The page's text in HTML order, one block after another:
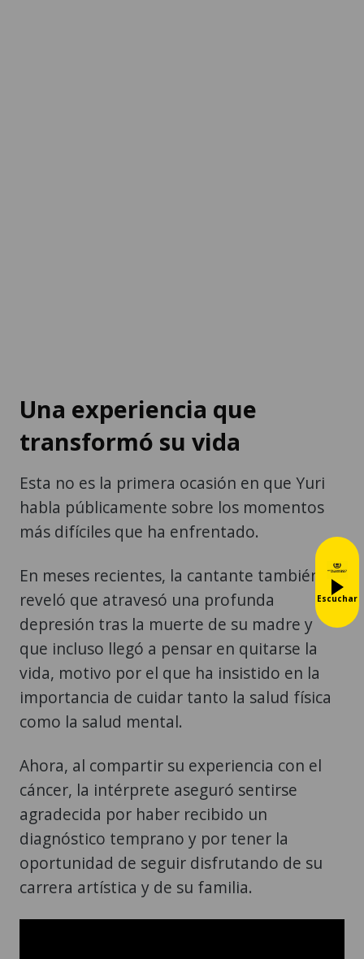
Una experiencia que
transformó su vida
Esta no es la primera ocasión en que Yuri
habla públicamente sobre los momentos
más difíciles que ha enfrentado.
En meses recientes, la cantante también
reveló que atravesó una profunda
depresión tras la muerte de su madre y
que incluso llegó a pensar en quitarse la
vida, motivo por el que ha insistido en la
importancia de cuidar tanto la salud física
como la salud mental.
Ahora, al compartir su experiencia con el
cáncer, la intérprete aseguró sentirse
agradecida por haber recibido un
diagnóstico temprano y por tener la
oportunidad de seguir disfrutando de su
carrera artística y de su familia.
Escuchar